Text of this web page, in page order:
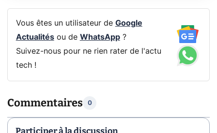
Vous êtes un utilisateur de Google
Actualitésou de WhatsApp?
Suivez-nous pour ne rien rater de l'actu
tech !
Commentaires 0